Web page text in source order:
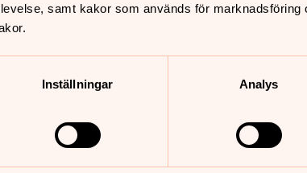
samt kakor som används för
Inställningar Analys
med ungdomskören i höst.
och som är i åldern 20-30 år.
Vi repar en gång i
per år. Hör av dig så ses